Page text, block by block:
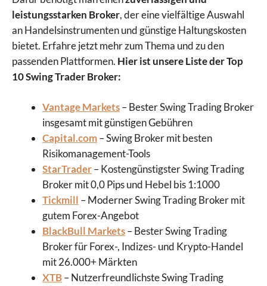
leistungsstarken Broker, der eine vielfältige Auswahl
an Handelsinstrumenten und günstige Haltungskosten
bietet. Erfahre jetzt mehr zum Thema und zu den
passenden Plattformen. Hier ist unsere Liste der Top
10 Swing Trader Broker:
Vantage Markets– Bester Swing Trading Broker
insgesamt mit günstigen Gebühren
Capital.com– Swing Broker mit besten
Risikomanagement-Tools
StarTrader– Kostengünstigster Swing Trading
Broker mit 0,0 Pips und Hebel bis 1:1000
Tickmill – Moderner Swing Trading Broker mit
gutem Forex-Angebot
BlackBull Markets– Bester Swing Trading
Broker für Forex-, Indizes- und Krypto-Handel
mit 26.000+ Märkten
XTB– Nutzerfreundlichste Swing Trading